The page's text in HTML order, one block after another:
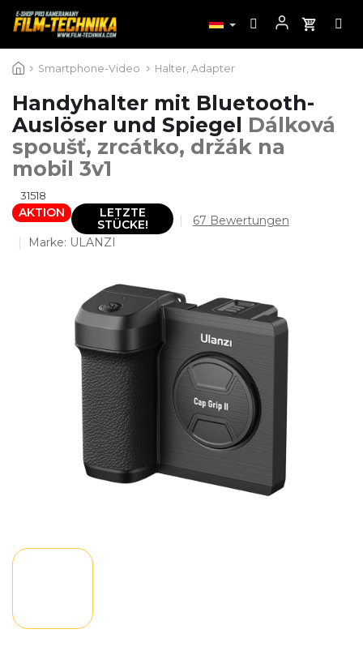
Inhalt Smartphone-Video Halter, Adapter
Handyhalter mit Bluetooth-
Auslöser und Spiegel Dálková
spoušť, zrcátko, držák na
mobil 3v1
31518
AKTION
LETZTE
STÜCKE!
Die
von
5
Sternen.
67 Bewertungen
Marke: ULANZI